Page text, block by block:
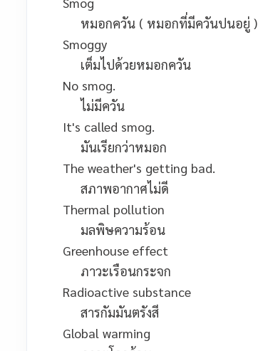
หมอกควัน ( หมอกที่มีควันปนอยู่ )
Smoggy
เต็มไปด้วยหมอกควัน
No smog.
ไม่มีควัน
It's called smog.
มันเรียกว่าหมอก
The weather's getting bad.
สภาพอากาศไม่ดี
Thermal pollution
มลพิษความร้อน
Greenhouse effect
ภาวะเรือนกระจก
Radioactive substance
สารกัมมันตรังสี
Global warming